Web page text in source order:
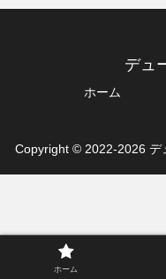
デュ
ホーム
Copyright © 2022-2026 デ
ホーム